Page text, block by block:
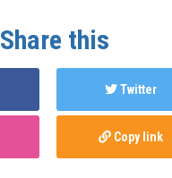
Share this
Twitter
Copy link